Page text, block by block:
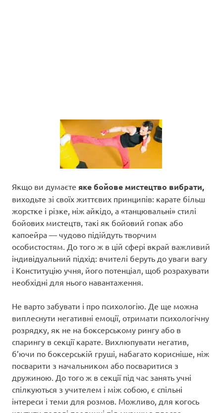
Якщо ви думаєте яке бойове мистецтво вибрати,
виходьте зі своїх життєвих принципів: карате більш
жорстке і різке, ніж айкідо, а «танцювальні» стилі
бойових мистецтв, такі як бойовий гопак або
капоейра — чудово підійдуть творчим
особистостям. До того ж в цій сфері вкрай важливий
індивідуальний підхід: вчителі беруть до уваги вагу
і Конституцію учня, його потенціал, щоб розрахувати
необхідні для нього навантаження.
Не варто забувати і про психологію. Де ще можна
виплеснути негативні емоції, отримати психологічну
розрядку, як не на боксерському рингу або в
спарингу в секції карате. Вихлюпувати негатив,
б’ючи по боксерській груші, набагато корисніше, ніж
посварити з начальником або посваритися з
дружиною. До того ж в секції під час занять учні
спілкуються з учителем і між собою, є спільні
інтереси і теми для розмов. Можливо, для когось